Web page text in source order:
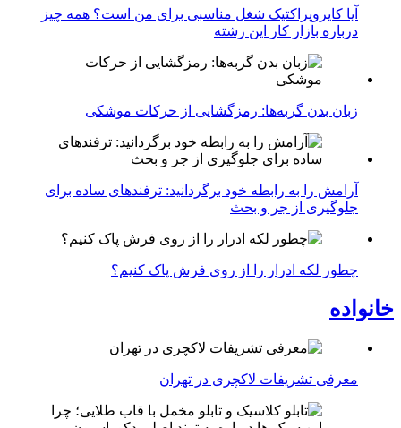
آیا کایروپراکتیک شغل مناسبی برای من است؟ همه چیز
درباره بازار کار این رشته
زبان بدن گربه‌ها: رمزگشایی از حرکات موشکی
آرامش را به رابطه خود برگردانید: ترفندهای ساده برای
جلوگیری از جر و بحث
چطور لکه ادرار را از روی فرش پاک کنیم؟
خانواده
معرفی تشریفات لاکچری در تهران